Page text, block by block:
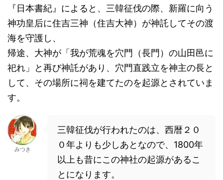
『日本書紀』によると、三韓征伐の際、新羅に向う
神功皇后に住吉三神（住吉大神）が神託してその渡
海を守護し、
帰途、大神が「我が荒魂を穴門（長門）の山田邑に
祀れ」と再び神託があり、穴門直践立を神主の長と
して、その場所に祠を建てたのを起源とされていま
す。
みつき
三韓征伐が行われたのは、西暦２０
０年よりも少しあとなので、1800年
以上も昔にこの神社の起源があるこ
とになります。